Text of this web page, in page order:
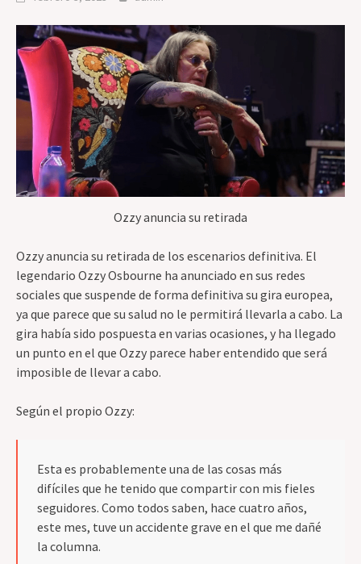
Ozzy anuncia su retirada
Ozzy anuncia su retirada de los escenarios definitiva. El
legendario Ozzy Osbourne ha anunciado en sus redes
sociales que suspende de forma definitiva su gira europea,
ya que parece que su salud no le permitirá llevarla a cabo. La
gira había sido pospuesta en varias ocasiones, y ha llegado
un punto en el que Ozzy parece haber entendido que será
imposible de llevar a cabo.
Según el propio Ozzy:
Esta es probablemente una de las cosas más
difíciles que he tenido que compartir con mis fieles
seguidores. Como todos saben, hace cuatro años,
este mes, tuve un accidente grave en el que me dañé
la columna.